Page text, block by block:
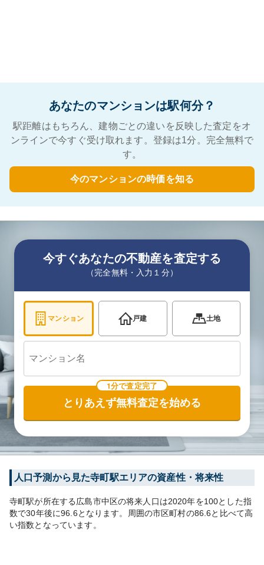
あなたのマンションは駅何分？
駅距離はもちろん、建物ごとの違いを反映した査定をオ
ンラインで今すぐ受け取れます。登録は1分。完全無料で
す。
今のマンションの時価を知る
今すぐあなたの不動産を査定する
（完全無料・入力１分）
マンション 戸建 土地
1分で査定完了
とりあえず無料査定を始める
人口予測から見た寺町駅エリアの資産性・将来性
寺町駅が所在する広島市中区の将来人口は2020年を100とした指
数で30年後に96.6となります。 周囲の市区町村の86.6と比べて高
い指数となっています。